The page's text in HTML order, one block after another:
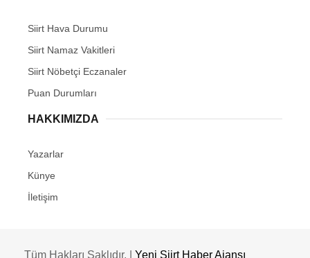
Siirt Hava Durumu
Siirt Namaz Vakitleri
Siirt Nöbetçi Eczanaler
Puan Durumları
HAKKIMIZDA
Yazarlar
Künye
İletişim
Tüm Hakları Saklıdır. | Yeni Siirt Haber Ajansı